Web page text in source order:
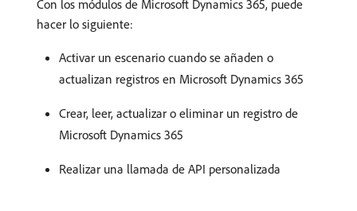
Con los módulos de Microsoft Dynamics 365, puede
hacer lo siguiente:
Activar un escenario cuando se añaden o
actualizan registros en Microsoft Dynamics 365
Crear, leer, actualizar o eliminar un registro de
Microsoft Dynamics 365
Realizar una llamada de API personalizada